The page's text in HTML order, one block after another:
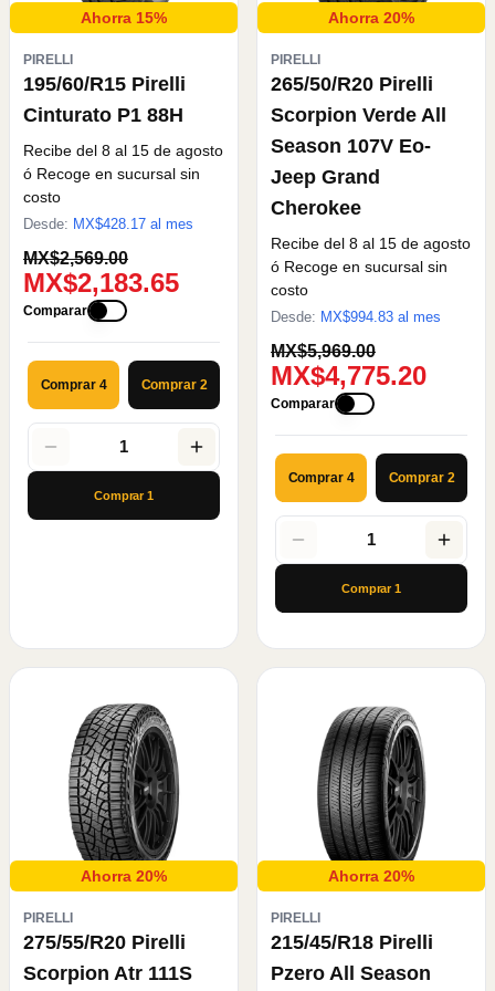
Ahorra 15%
PIRELLI
195/60/R15 Pirelli
Cinturato P1 88H
Recibe del 8 al 15 de agosto
ó Recoge en sucursal sin
costo
Desde: MX$428.17 al mes
MX$2,569.00
MX$2,183.65
Comparar
Comprar 4 Comprar 2
1
Comprar1
Ahorra 20%
PIRELLI
265/50/R20 Pirelli
Scorpion Verde All
Season 107V Eo-
Jeep Grand
Cherokee
Recibe del 8 al 15 de agosto
ó Recoge en sucursal sin
costo
Desde: MX$994.83 al mes
MX$5,969.00
MX$4,775.20
Comparar
Comprar 4 Comprar 2
1
Comprar1
Ahorra 20%
PIRELLI
275/55/R20 Pirelli
Scorpion Atr 111S
Ahorra 20%
PIRELLI
215/45/R18 Pirelli
Pzero All Season